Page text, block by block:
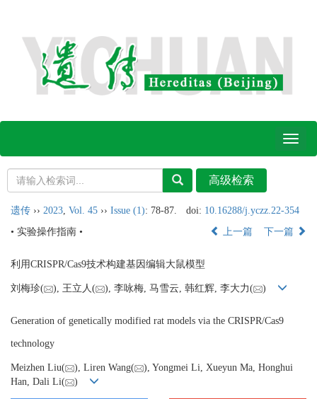
Toggle
遗传 ›› 2023 Vol. 45 ›› Issue (1): 78-87. doi: 10.16288/j.yczz.22-354
• 实验操作指南 •
上一篇 下一篇
利用CRISPR/Cas9技术构建基因编辑大鼠模型
刘梅珍( ), 王立人( ), 李咏梅, 马雪云, 韩红辉, 李大力( )
Generation of genetically modified rat models via the CRISPR/Cas9
technology
Meizhen Liu( ), Liren Wang(
), Yongmei Li, Xueyun Ma, Honghui
Han, Dali Li(
)